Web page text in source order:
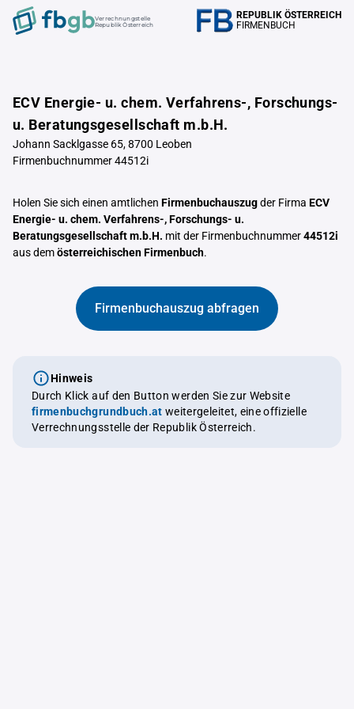
Verrechnungstelle
Republik Österreich
REPUBLIK ÖSTERREICH
FIRMENBUCH
ECV Energie- u. chem. Verfahrens-, Forschungs-
u. Beratungsgesellschaft m.b.H.
Johann Sacklgasse 65, 8700 Leoben
Firmenbuchnummer 44512i
Holen Sie sich einen amtlichen Firmenbuchauszugder Firma ECV
Energie- u. chem. Verfahrens-, Forschungs- u.
Beratungsgesellschaft m.b.H. mit der Firmenbuchnummer44512i
aus demösterreichischen Firmenbuch.
Firmenbuchauszug abfragen
Hinweis
Durch Klick auf den Button werden Sie zur Website
firmenbuchgrundbuch.at weitergeleitet, eine offizielle
Verrechnungsstelle der Republik Österreich.